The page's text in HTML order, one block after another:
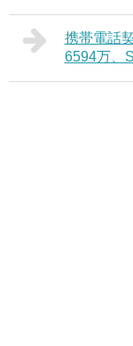
携帯電話
6594万、